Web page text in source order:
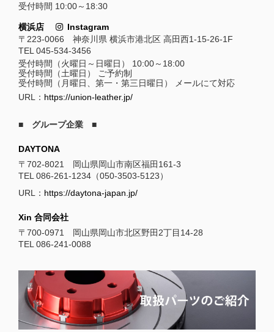
受付時間 10:00～18:30
横浜店
Instagram
〒223-0066 神奈川県 横浜市港北区 高田西1-15-26-1F
TEL 045-534-3456
受付時間（火曜日～日曜日） 10:00～18:00
受付時間（土曜日） ご予約制
受付時間（月曜日、第一・第三日曜日） メールにて対応
URL： https://union-leather.jp/
■ グループ企業 ■
DAYTONA
〒702-8021 岡山県岡山市南区福田161-3
TEL 086-261-1234（050-3503-5123）
URL： https://daytona-japan.jp/
Xin 合同会社
〒700-0971 岡山県岡山市北区野田2丁目14-28
TEL 086-241-0088